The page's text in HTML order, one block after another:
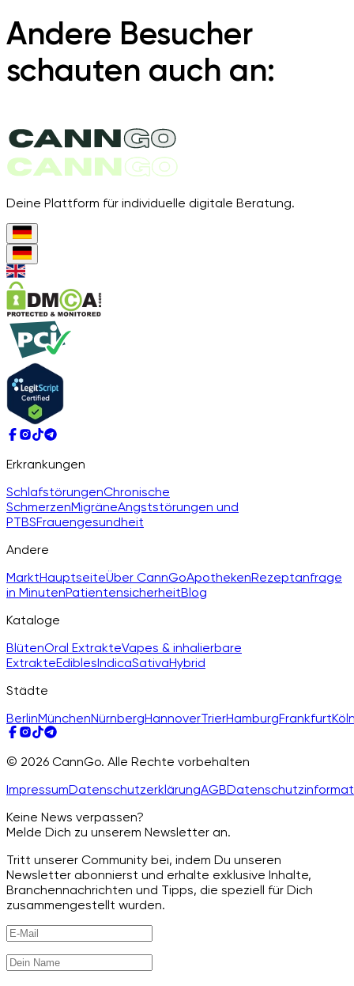
Andere Besucher
schauten auch an:
Deine Plattform für individuelle digitale Beratung.
Erkrankungen
SchlafstörungenChronische
SchmerzenMigräneAngststörungen und
PTBSFrauengesundheit
Andere
MarktHauptseiteÜber CannGoApothekenRezeptanfrage
in MinutenPatientensicherheitBlog
Kataloge
BlütenOral ExtrakteVapes & inhalierbare
ExtrakteEdiblesIndicaSativaHybrid
Städte
BerlinMünchenNürnbergHannoverTrierHamburgFrankfurt
© 2026 CannGo. Alle Rechte vorbehalten
ImpressumDatenschutzerklärungAGB
Keine News verpassen?
Melde Dich zu unserem Newsletter an.
Tritt unserer Community bei, indem Du unseren
Newsletter abonnierst und erhalte exklusive Inhalte,
Branchennachrichten und Tipps, die speziell für Dich
zusammengestellt wurden.